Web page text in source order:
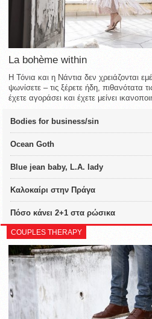
La bohème within
Η Τόνια και η Νάντια δεν χρειάζονται
ψωνίσετε – τις ξέρετε ήδη, πιθανότατα
έχετε αγοράσει και έχετε μείνει
Bodies for business/sin
Ocean Goth
Blue jean baby, L.A. lady
Καλοκαίρι στην Πράγα
Πόσο κάνει 2+1 στα ρώσικα
COUPLES THERAPY